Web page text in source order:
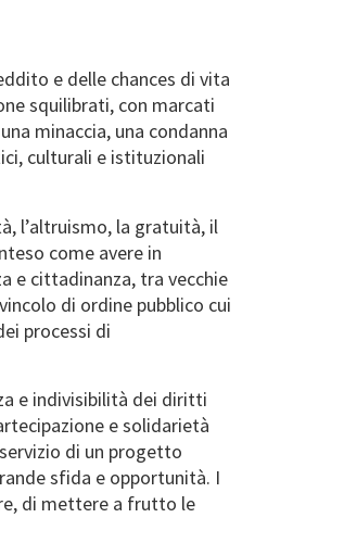
e delle chances di vita
squilibrati, con marcati
minaccia, una condanna
culturali e istituzionali
l’altruismo, la gratuità, il
come avere in
e cittadinanza, tra vecchie
di ordine pubblico cui
processi di
e indivisibilità dei diritti
e solidarietà
di un progetto
sfida e opportunità. I
di mettere a frutto le